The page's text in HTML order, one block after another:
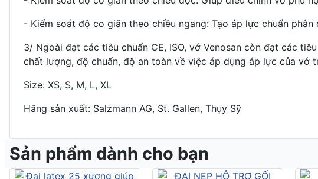
- Kiểm soát độ co giãn theo chiều ngang: Tạo áp lực chuẩn
3/ Ngoài đạt các tiêu chuẩn CE, ISO, vớ Venosan còn đạt các
chất lượng, độ chuẩn, độ an toàn về việc áp dụng áp lực của vớ
Size: XS, S, M, L, XL
Hãng sản xuất: Salzmann AG, St. Gallen, Thụy Sỹ
Sản phẩm dành cho bạn